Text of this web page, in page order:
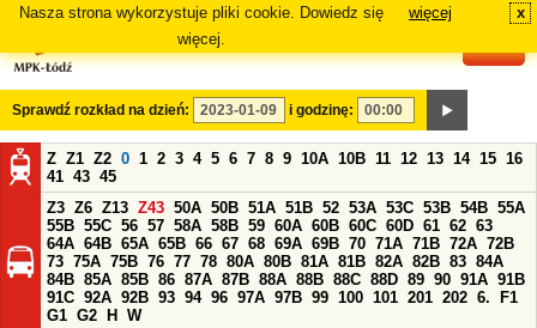
Nasza strona wykorzystuje pliki cookie. Dowiedz się
więcej.
więcej x
Sprawdź rozkład na dzień: i godzinę:
Z Z1 Z2 0 1 2 3 4 5 6 7 8 9 10A 10B 11 12 13 14 15 16
41 43 45
Z3 Z6 Z13 Z43 50A 50B 51A 51B 52 53A 53C 53B 54B 55A
55B 55C 56 57 58A 58B 59 60A 60B 60C 60D 61 62 63
64A 64B 65A 65B 66 67 68 69A 69B 70 71A 71B 72A 72B
73 75A 75B 76 77 78 80A 80B 81A 81B 82A 82B 83 84A
84B 85A 85B 86 87A 87B 88A 88B 88C 88D 89 90 91A 91B
91C 92A 92B 93 94 96 97A 97B 99 100 101 201 202 6.
F1
G1 G2 H
W